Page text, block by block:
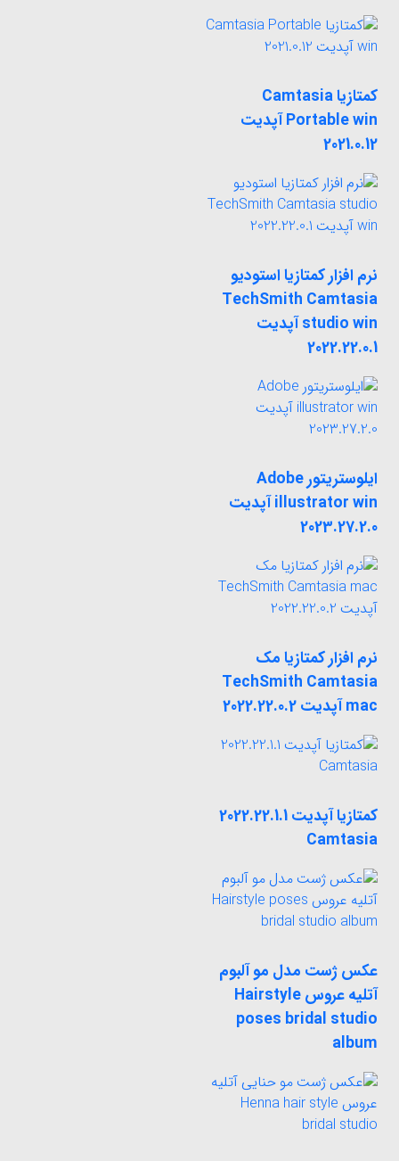
کمتازیا Camtasia
Portable win آپدیت
2021.0.12
نرم افزار کمتازیا استودیو
TechSmith Camtasia
studio win آپدیت
2022.22.0.1
ایلوستریتور Adobe
illustrator win آپدیت
2023.27.2.0
نرم افزار کمتازیا مک
TechSmith Camtasia
mac آپدیت 2022.22.0.2
کمتازیا آپدیت 2022.22.1.1
Camtasia
عکس ژست مدل مو آلبوم
آتلیه عروس Hairstyle
poses bridal studio
album